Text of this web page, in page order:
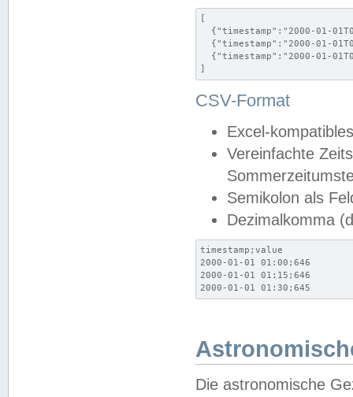
[
{"timestamp":"2000-01-
{"timestamp":"2000-01-
{"timestamp":"2000-01-
]
CSV-Format
Excel-
Vereinfachte
Semikolon als
Dezimalkomma
timestamp;value
2000-01-01 01:00;646
2000-01-01 01:15;646
2000-01-01 01:30;645
Die astronomische